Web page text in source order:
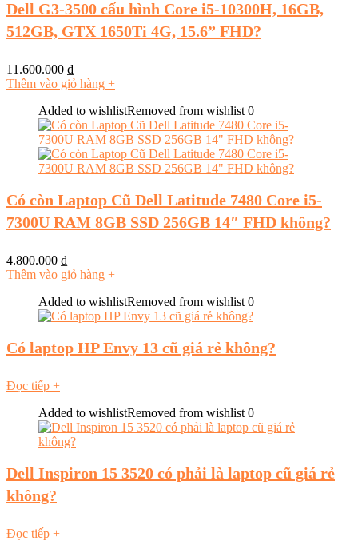
Dell G3-3500 cấu hình Core i5-10300H, 16GB,
512GB, GTX 1650Ti 4G, 15.6” FHD?
11.600.000 ₫
Thêm vào giỏ hàng +
Added to wishlistRemoved from wishlist 0
Có còn Laptop Cũ Dell Latitude 7480 Core i5-
7300U RAM 8GB SSD 256GB 14″ FHD không?
4.800.000 ₫
Thêm vào giỏ hàng +
Added to wishlistRemoved from wishlist 0
Có laptop HP Envy 13 cũ giá rẻ không?
Đọc tiếp +
Added to wishlistRemoved from wishlist 0
Dell Inspiron 15 3520 có phải là laptop cũ giá rẻ
không?
Đọc tiếp +